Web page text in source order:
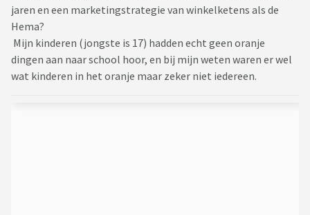
jaren en een marketingstrategie van winkelketens als de
Hema?
Mijn kinderen (jongste is 17) hadden echt geen oranje
dingen aan naar school hoor, en bij mijn weten waren er wel
wat kinderen in het oranje maar zeker niet iedereen.